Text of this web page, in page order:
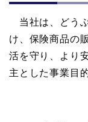
当社は、どう
け、保険商品の
活を守り、より
主とした事業目